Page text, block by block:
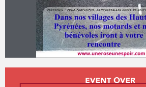
Opening hours & contact details
EVENT OVER